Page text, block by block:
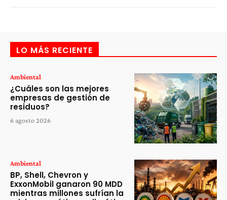
LO MÁS RECIENTE
Ambiental
¿Cuáles son las mejores
empresas de gestión de
residuos?
6 agosto 2026
Ambiental
BP, Shell, Chevron y
ExxonMobil ganaron 90 MDD
mientras millones sufrían la